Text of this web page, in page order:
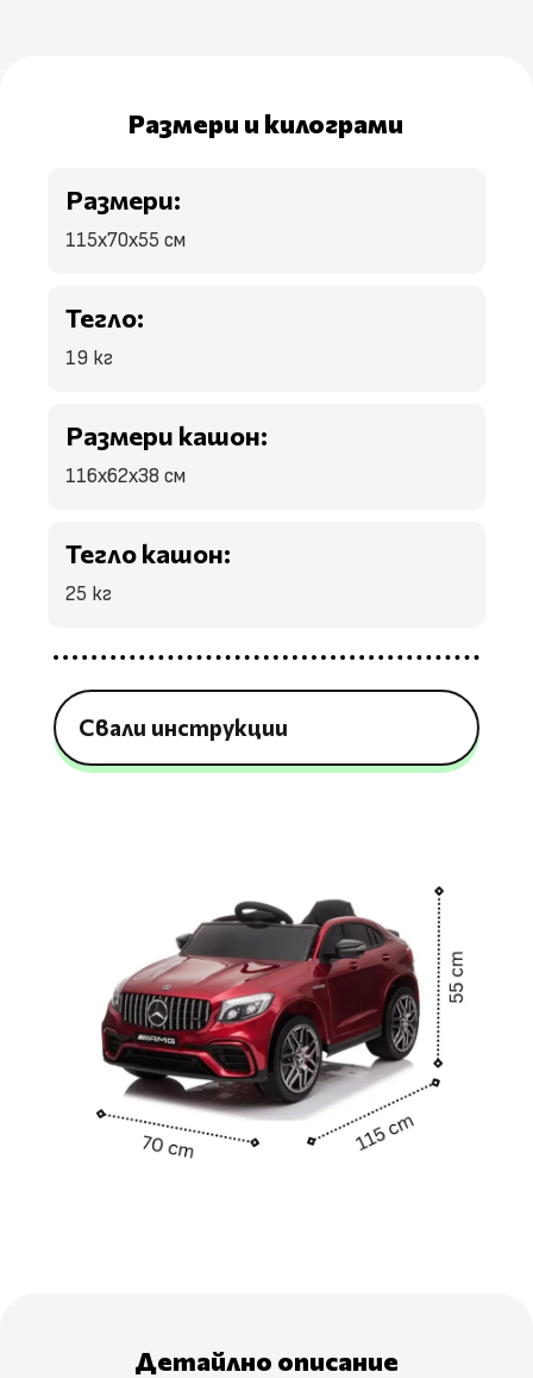
Размери и килограми
Размери:
115x70x55 см
Тегло:
19 кг
Размери кашон:
116x62x38 см
Тегло кашон:
25 кг
Свали инструкции
Детайлно описание